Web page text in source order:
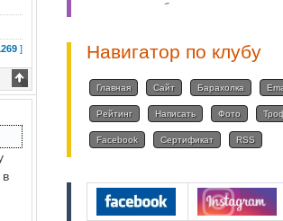
]
чтобы снова ощутить
Навигатор по клубу
Главная Сайт Барахолка
Рейтинг Написать Фото
Facebook Сертификат RSS